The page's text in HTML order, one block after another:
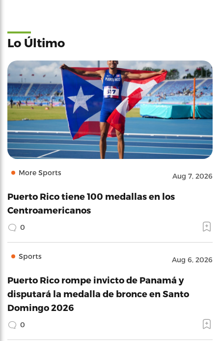
Lo Último
More Sports Aug 7, 2026
Puerto Rico tiene 100 medallas en los
Centroamericanos
0
Sports Aug 6, 2026
Puerto Rico rompe invicto de Panamá y
disputará la medalla de bronce en Santo
Domingo 2026
0